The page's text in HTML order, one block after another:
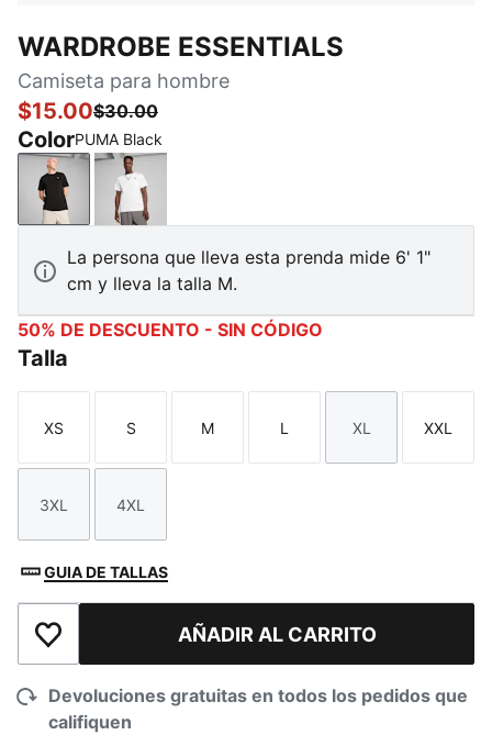
WARDROBE ESSENTIALS
Camiseta para hombre
$15.00$30.00
ColorPUMA Black
PUMA BlackPUMA White
La persona que lleva esta prenda mide 6' 1"
cm y lleva la talla M.
50% DE DESCUENTO - SIN CÓDIGO
Talla
Talla
XS
Talla
S
Talla
M
Talla
L
Talla
XL
Talla
XXL
Talla
3XL
Talla
4XL
GUIA DE TALLAS
Añadir a la lista de deseosAÑADIR AL CARRITO
Devoluciones gratuitas en todos los pedidos que
califiquen